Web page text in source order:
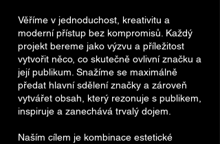
Věříme v jednoduchost, kreativitu a
moderní přístup bez kompromisů. Každý
projekt bereme jako výzvu a příležitost
vytvořit něco, co skutečně ovlivní značku a
její publikum. Snažíme se maximálně
předat hlavní sdělení značky a zároveň
vytvářet obsah, který rezonuje s publikem,
inspiruje a zanechává trvalý dojem.
Naším cílem je kombinace estetické